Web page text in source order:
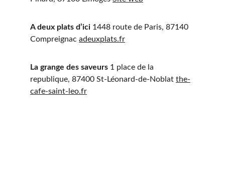
A deux plats d’ici 1448 route de Paris, 87140
Compreignac adeuxplats.fr
La grange des saveurs 1 place de la
republique, 87400 St-Léonard-de-Noblat the-
cafe-saint-leo.fr